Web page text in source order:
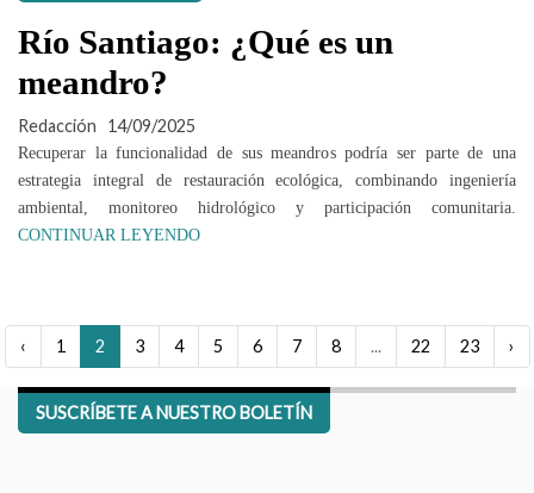
Río Santiago: ¿Qué es un
meandro?
Redacción 14/09/2025
Recuperar la funcionalidad de sus meandros podría ser parte de una
estrategia integral de restauración ecológica, combinando ingeniería
ambiental, monitoreo hidrológico y participación comunitaria.
CONTINUAR LEYENDO
‹ 1 2 3 4 5 6 7 8 ... 22 23 ›
SUSCRÍBETE A NUESTRO BOLETÍN